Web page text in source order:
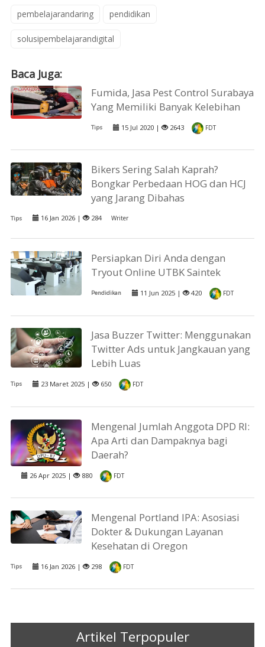
pembelajarandaring pendidikan
solusipembelajarandigital
Baca Juga:
Fumida, Jasa Pest Control Surabaya
Yang Memiliki Banyak Kelebihan
Tips 15 Jul 2020 | 2643 FDT
Bikers Sering Salah Kaprah?
Bongkar Perbedaan HOG dan HCJ
yang Jarang Dibahas
Tips 16 Jan 2026 | 284 Writer
Persiapkan Diri Anda dengan
Tryout Online UTBK Saintek
Pendidikan 11 Jun 2025 | 420 FDT
Jasa Buzzer Twitter: Menggunakan
Twitter Ads untuk Jangkauan yang
Lebih Luas
Tips 23 Maret 2025 | 650 FDT
Mengenal Jumlah Anggota DPD RI:
Apa Arti dan Dampaknya bagi
Daerah?
26 Apr 2025 | 880 FDT
Mengenal Portland IPA: Asosiasi
Dokter & Dukungan Layanan
Kesehatan di Oregon
Tips 16 Jan 2026 | 298 FDT
Artikel Terpopuler